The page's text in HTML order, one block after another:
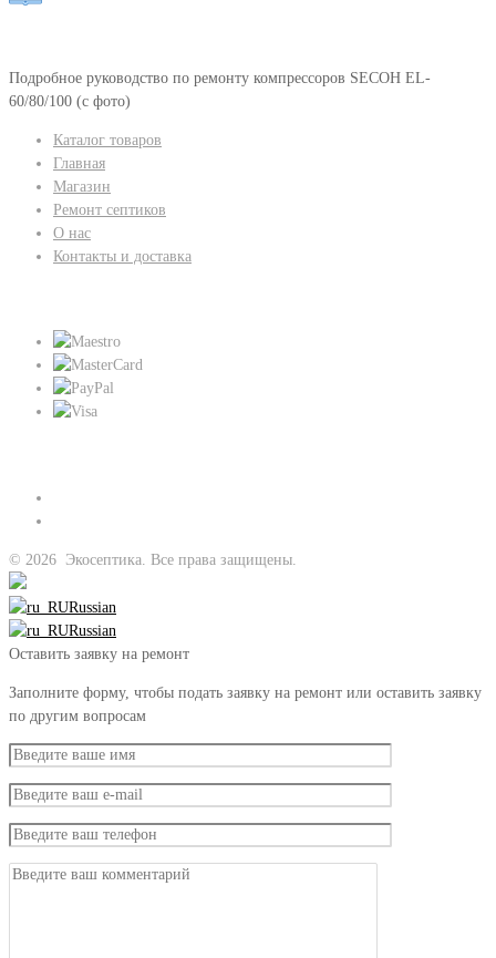
Подробное руководство по ремонту компрессоров SECOH EL-
60/80/100 (с фото)
Каталог товаров
Главная
Магазин
Ремонт септиков
О нас
Контакты и доставка
© 2026 Экосептика. Все права защищены.
Russian
Russian
Оставить заявку на ремонт
Заполните форму, чтобы подать заявку на ремонт или оставить заявку
по другим вопросам